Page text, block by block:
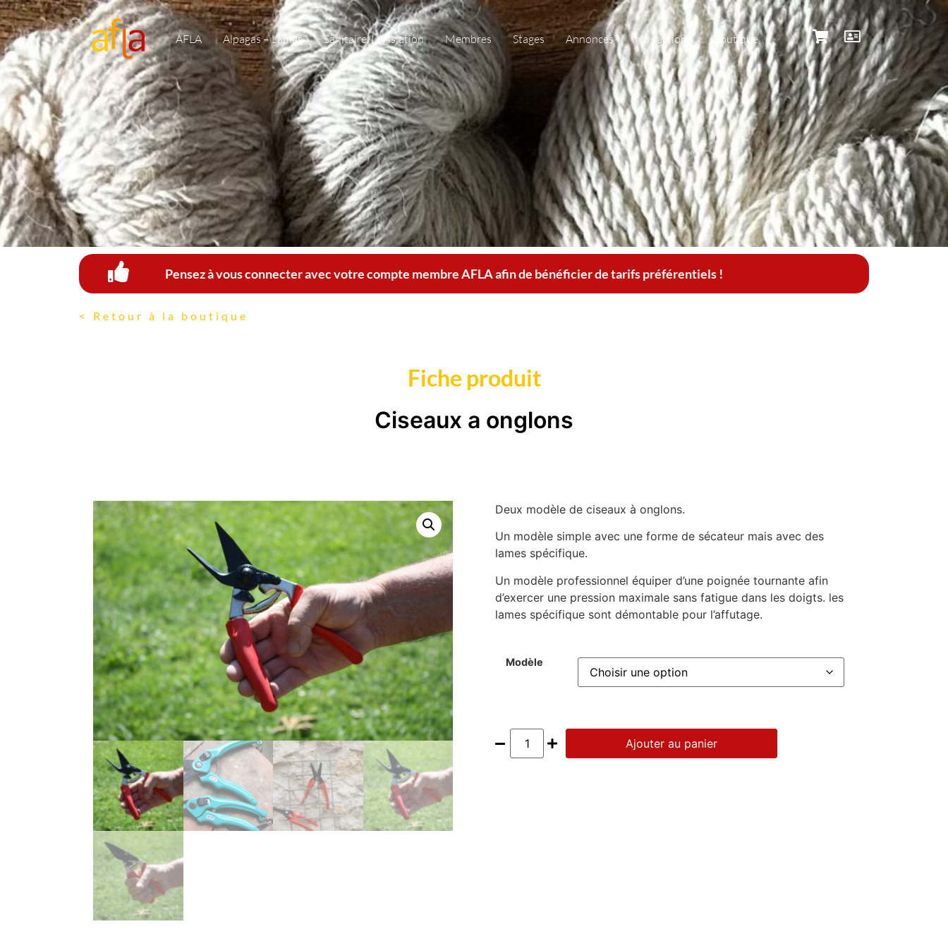
AFLA Alpagas – Lamas Sanitaire/Législation Membres Stages Annonces Nos actions Boutique
Pensez à vous connecter avec votre compte membre AFLA afin de bénéficier de tarifs préférentiels !
< Retour à la boutique
Fiche produit
Ciseaux a onglons
Deux modèle de ciseaux à onglons.
Un modèle simple avec une forme de sécateur mais avec des
lames spécifique.
Un modèle professionnel équiper d’une poignée tournante afin
d’exercer une pression maximale sans fatigue dans les doigts. les
lames spécifique sont démontable pour l’affutage.
Modèle
Ajouter au panier